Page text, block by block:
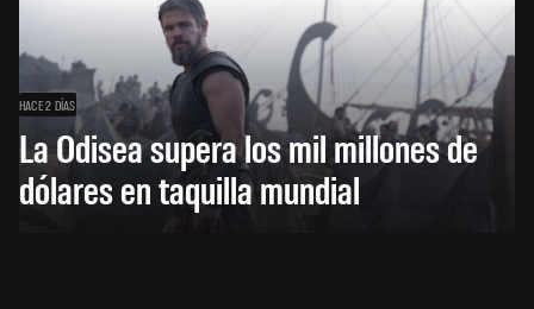
HACE 2 DÍAS
La Odisea supera los mil millones de
dólares en taquilla mundial